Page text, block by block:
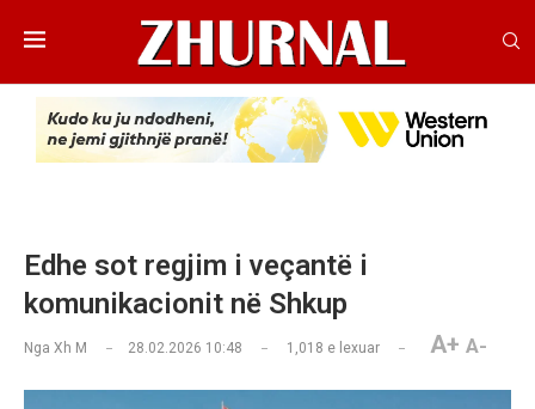
Edhe sot regjim i veçantë i
komunikacionit në Shkup
Nga Xh M 28.02.2026 10:48 1,018 e lexuar A+ A-